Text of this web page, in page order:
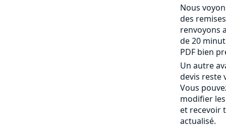
Nous
des
renvoyons
de 20
PDF bien
Un autre
devis reste
Vous
modifier
et recevoir
actualisé.